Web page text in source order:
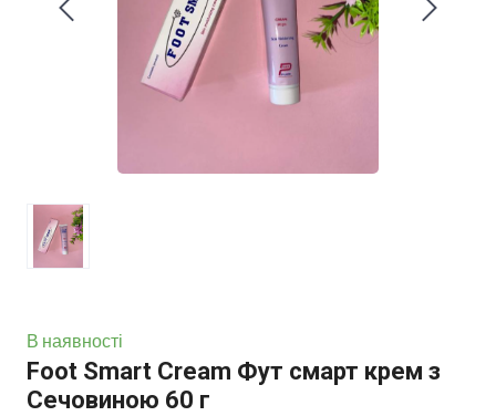
В наявності
Foot Smart Cream Фут смарт крем з
Сечовиною 60 г